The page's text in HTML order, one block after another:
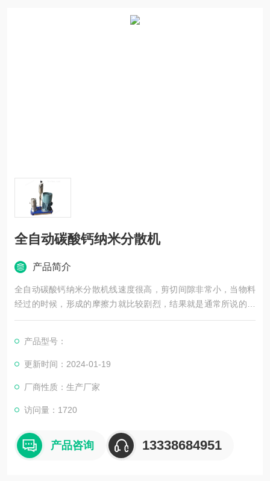
全自动碳酸钙纳米分散机
产品简介
全自动碳酸钙纳米分散机线速度很高，剪切间隙非常小，当物料
经过的时候，形成的摩擦力就比较剧烈，结果就是通常所说的湿
磨，定转子被制成圆椎形，具有精细度递升的三级锯齿突起和凹
产品型号：
更新时间：2024-01-19
厂商性质：生产厂家
访问量：1720
产品咨询 13338684951